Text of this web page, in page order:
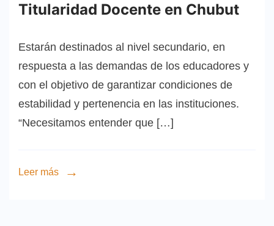
Titularidad Docente en Chubut
Estarán destinados al nivel secundario, en
respuesta a las demandas de los educadores y
con el objetivo de garantizar condiciones de
estabilidad y pertenencia en las instituciones.
“Necesitamos entender que […]
Leer más